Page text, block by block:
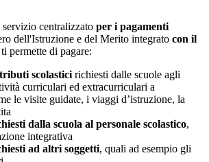
servizio centralizzato per i pagamenti
dell'Istruzione e del Merito integrato con il
permette di pagare:
scolastici richiesti dalle scuole agli
curriculari ed extracurriculari a
le visite guidate, i viaggi d’istruzione, la
dalla scuola al personale scolastico,
integrativa
ad altri soggetti, quali ad esempio gli